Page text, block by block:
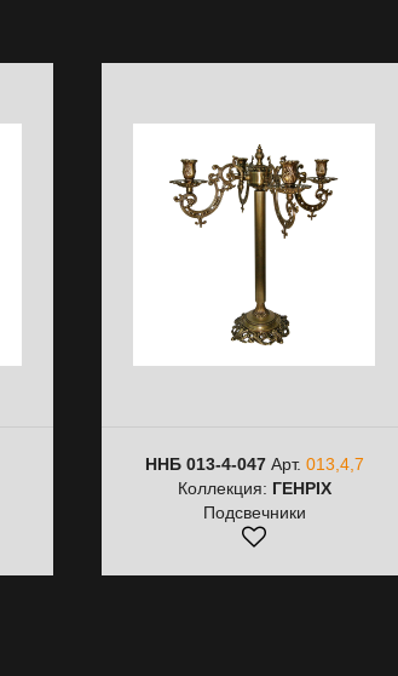
ННБ 013-4-047Арт. 013,4,7
Коллекция: ГЕНРІХ
Подсвечники